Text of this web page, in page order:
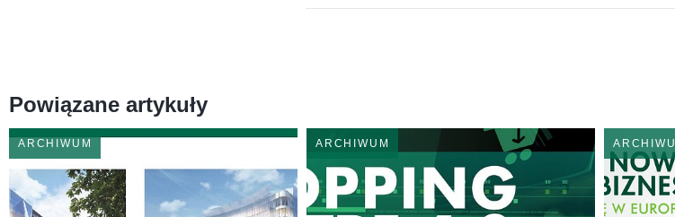
Powiązane artykuły
ARCHIWUM ARCHIWUM